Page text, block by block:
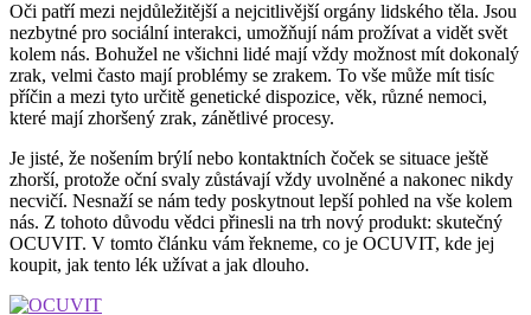
Oči patří mezi nejdůležitější a nejcitlivější orgány lidského těla. Jsou
nezbytné pro sociální interakci, umožňují nám prožívat a vidět svět
kolem nás. Bohužel ne všichni lidé mají vždy možnost mít dokonalý
zrak, velmi často mají problémy se zrakem. To vše může mít tisíc
příčin a mezi tyto určitě genetické dispozice, věk, různé nemoci,
které mají zhoršený zrak, zánětlivé procesy.
Je jisté, že nošením brýlí nebo kontaktních čoček se situace ještě
zhorší, protože oční svaly zůstávají vždy uvolněné a nakonec nikdy
necvičí. Nesnaží se nám tedy poskytnout lepší pohled na vše kolem
nás. Z tohoto důvodu vědci přinesli na trh nový produkt: skutečný
OCUVIT. V tomto článku vám řekneme, co je OCUVIT, kde jej
koupit, jak tento lék užívat a jak dlouho.